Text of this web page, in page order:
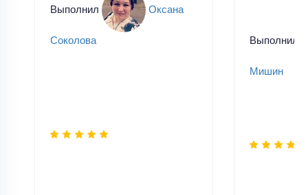
Выполнил Оксана
Соколова Выполнил
Мишин